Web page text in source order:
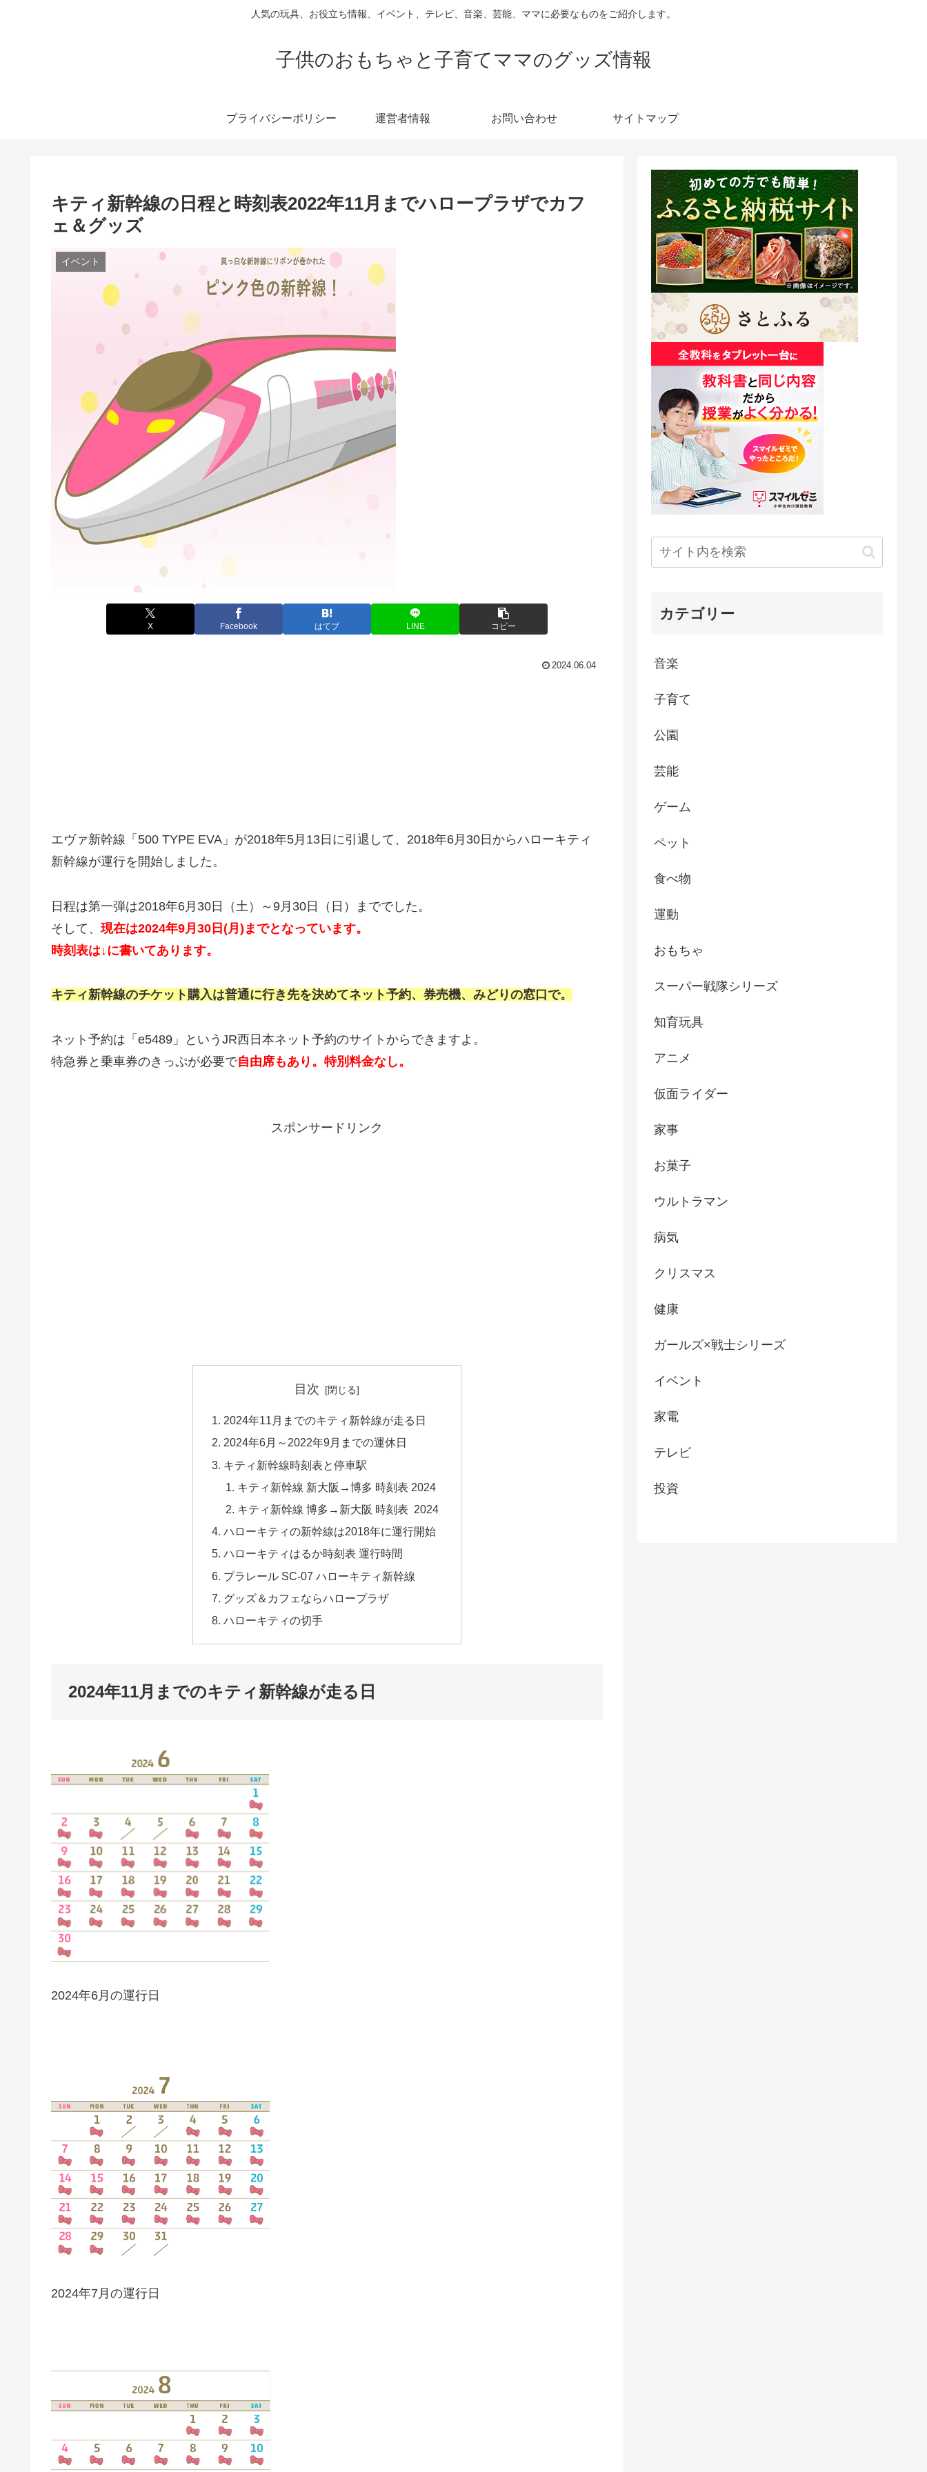
人気の玩具、お役立ち情報、イベント、テレビ、音楽、芸能、ママに必要なものをご紹介します。
子供のおもちゃと子育てママのグッズ情報
プライバシーポリシー 運営者情報 お問い合わせ サイトマップ
キティ新幹線の日程と時刻表2022年11月までハロープラザでカフ
ェ＆グッズ
イベント
X Facebook はてブ LINE コピー
2024.06.04
エヴァ新幹線「500 TYPE EVA」が2018年5月13日に引退して、2018年6月30日からハローキティ
新幹線が運行を開始しました。
日程は第一弾は2018年6月30日（土）～9月30日（日）まででした。
そして、 現在は2024年9月30日(月)までとなっています。
時刻表は↓に書いてあります。
キティ新幹線のチケット購入は普通に行き先を決めてネット予約、券売機、みどりの窓口で。
ネット予約は「e5489」というJR西日本ネット予約のサイトからできますよ。
特急券と乗車券のきっぷが必要で自由席もあり。特別料金なし。
スポンサードリンク
目次
2024年11月までのキティ新幹線が走る日
2024年6月～2022年9月までの運休日
キティ新幹線時刻表と停車駅
キティ新幹線 新大阪→博多 時刻表 2024
キティ新幹線 博多→新大阪 時刻表 2024
ハローキティの新幹線は2018年に運行開始
ハローキティはるか時刻表 運行時間
プラレール SC-07 ハローキティ新幹線
グッズ＆カフェならハロープラザ
ハローキティの切手
2024年11月までのキティ新幹線が走る日
2024年6月の運行日
2024年7月の運行日
カテゴリー
音楽
子育て
公園
芸能
ゲーム
ペット
食べ物
運動
おもちゃ
スーパー戦隊シリーズ
知育玩具
アニメ
仮面ライダー
家事
お菓子
ウルトラマン
病気
クリスマス
健康
ガールズ×戦士シリーズ
イベント
家電
テレビ
投資